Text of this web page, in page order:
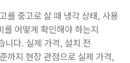
를 중고로 살 때 냉각 상태, 사용
어떻게 확인해야 하는지
니다. 실제 가격, 설치 전
까지 현장 관점으로 실제 가격,